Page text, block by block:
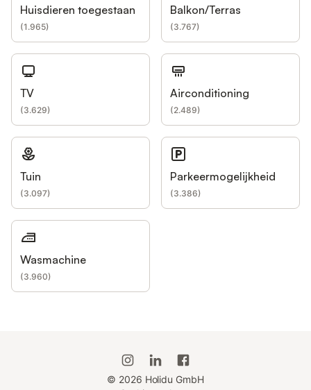
Huisdieren toegestaan
(1.965)
Balkon/Terras
(3.767)
TV
(3.629)
Airconditioning
(2.489)
Tuin
(3.097)
Parkeermogelijkheid
(3.386)
Wasmachine
(3.960)
© 2026 Holidu GmbH